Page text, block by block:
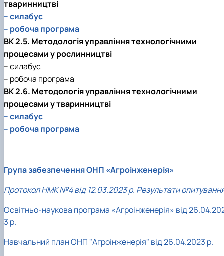
тваринництві
– силабус
– робоча програма
ВК 2.5. Методологія управління технологічними
процесами у рослинництві
– силабус
– робоча програма
ВК 2.6. Методологія управління технологічними
процесами у тваринництві
– силабус
– робоча програма
Група забезпечення ОНП «Агроінженерія»
Протокол НМК №4 від 12.03.2023 р. Результати
Освітньо-наукова програма «Агроінженерія» від
3 р.
Навчальний план ОНП "Агроінженерія" від 26.04.2023 р.